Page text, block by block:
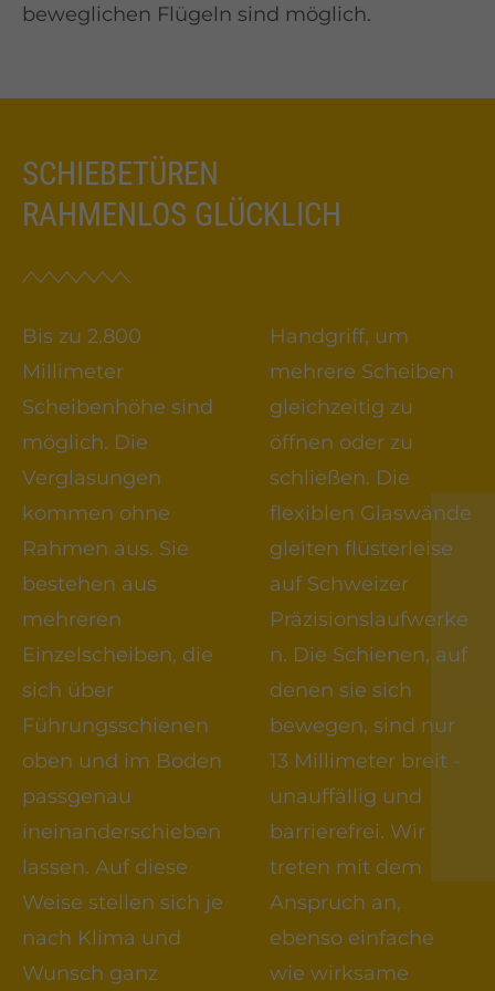
beweglichen Flügeln sind möglich.
SCHIEBETÜREN
RAHMENLOS GLÜCKLICH
Bis zu 2.800
Millimeter
Scheibenhöhe sind
möglich. Die
Verglasungen
kommen ohne
Rahmen aus. Sie
bestehen aus
mehreren
Einzelscheiben, die
sich über
Führungsschienen
oben und im Boden
passgenau
ineinanderschieben
lassen. Auf diese
Weise stellen sich je
nach Klima und
Wunsch ganz
Handgriff, um
mehrere Scheiben
gleichzeitig zu
öffnen oder zu
schließen. Die
flexiblen Glaswände
gleiten flüsterleise
auf Schweizer
Präzisionslaufwerke
n. Die Schienen, auf
denen sie sich
bewegen, sind nur
13 Millimeter breit -
unauffällig und
barrierefrei. Wir
treten mit dem
Anspruch an,
ebenso einfache
wie wirksame